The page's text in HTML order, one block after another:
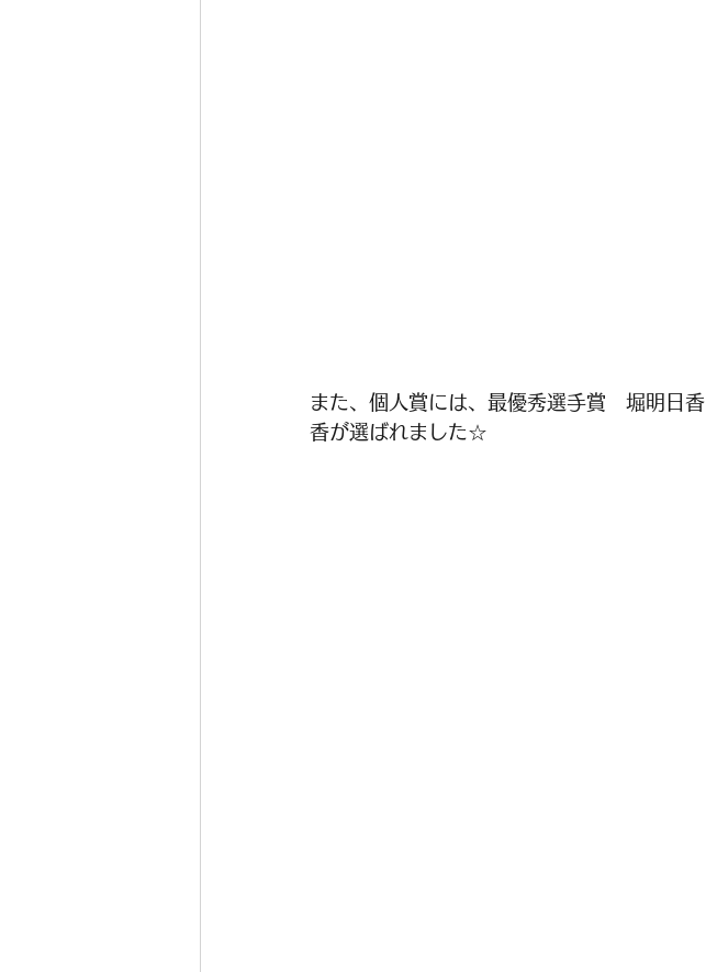
また、個人賞には、最優秀選手賞　堀明日
香が選ばれました☆